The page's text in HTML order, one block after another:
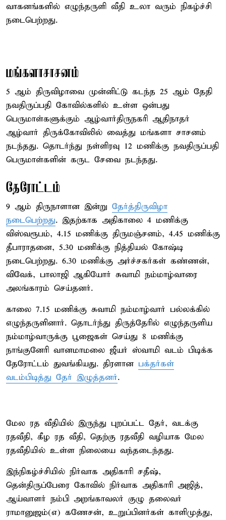
வாகனங்களில் எழுந்தருளி வீதி உலா வரும் நிகழ்ச்சி
நடைபெற்றது.
மங்களாசாசனம்
5 ஆம் திருவிழாவை முன்னிட்டு கடந்த 25 ஆம் தேதி
நவதிருப்பதி கோவில்களில் உள்ள ஒன்பது
பெருமாள்களுக்கும் ஆழ்வார்திருநகரி ஆதிநாதர்
ஆழ்வார் திருக்கோவிலில் வைத்து மங்களா சாசனம்
நடந்தது. தொடர்ந்து நள்ளிரவு 12 மணிக்கு நவதிருப்பதி
பெருமாள்களின் கருட சேவை நடந்தது.
தேரோட்டம்
9 ஆம் திருநாளான இன்று தேர்த்திருவிழா
நடைபெற்றது. இதற்காக அதிகாலை 4 மணிக்கு
விஸ்வரூபம், 4.15 மணிக்கு திருமஞ்சனம், 4.45 மணிக்கு
தீபாராதனை, 5.30 மணிக்கு நித்தியல் கோஷ்டி
நடைபெற்றது. 6.30 மணிக்கு அர்ச்சகர்கள் கண்ணன்,
விவேக், பாலாஜி ஆகியோர் சுவாமி நம்மாழ்வாரை
அலங்காரம் செய்தனர்.
காலை 7.15 மணிக்கு சுவாமி நம்மாழ்வார் பல்லக்கில்
எழுந்தருளினார். தொடர்ந்து திருத்தேரில் எழுந்தருளிய
நம்மாழ்வாருக்கு பூஜைகள் செய்து 8 மணிக்கு
நாங்குனேரி வானமாமலை ஜீயர் ஸ்வாமி வடம் பிடிக்க
தேரோட்டம் துவங்கியது. திரளான பக்தர்கள்
வடம்பிடித்து தேர் இழுத்தனர்.
மேல ரத வீதியில் இருந்து புறப்பட்ட தேர், வடக்கு
ரதவீதி, கீழ ரத வீதி, தெற்கு ரதவீதி வழியாக மேல
ரதவீதியில் உள்ள நிலையை வந்தடைந்தது.
இந்நிகழ்ச்சியில் நிர்வாக அதிகாரி சதீஷ்,
தென்திருப்பேரை கோவில் நிர்வாக அதிகாரி அஜித்,
ஆய்வாளர் நம்பி அறங்காவலர் குழு தலைவர்
ராமானுஜம்(எ) கணேசன், உறுப்பினர்கள் காளிமுத்து,